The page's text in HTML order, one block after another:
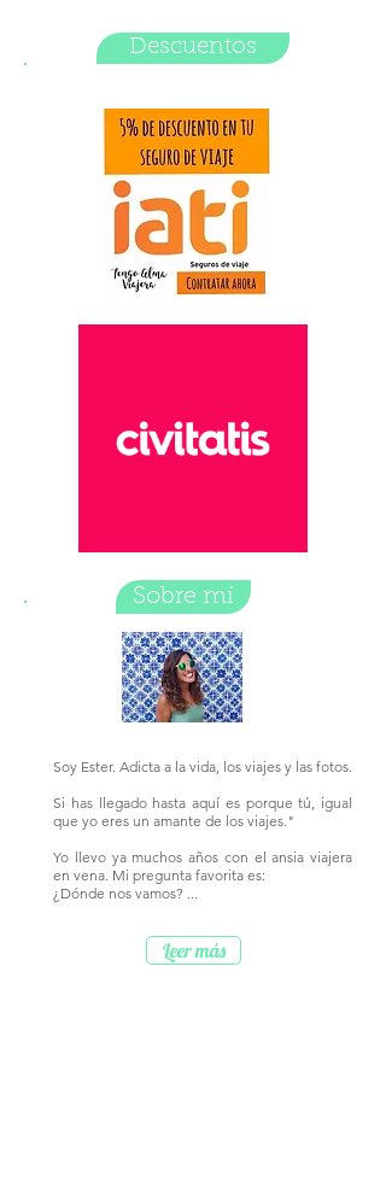
Descuentos
Sobre mí
Leer más
Soy Ester. Adicta a la vida, los viajes y las fotos.
Si has llegado hasta aquí es porque tú, igual
que yo eres un amante de los viajes."
Yo llevo ya muchos años con el ansia viajera
en vena. Mi pregunta favorita es:
¿Dónde nos vamos? ...